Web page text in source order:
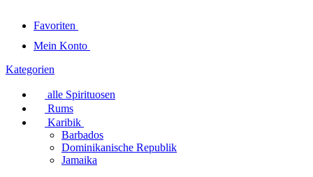
Favoriten
Mein Konto
Kategorien
alle Spirituosen
Rums
Karibik
Barbados
Dominikanische Republik
Jamaika